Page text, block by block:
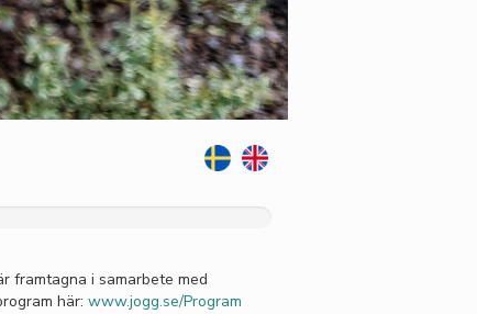
framtagna i samarbete med
här: www.jogg.se/Program